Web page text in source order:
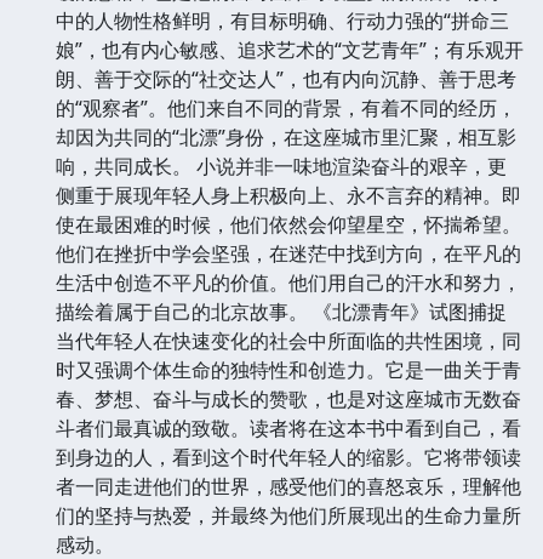
中的人物性格鲜明，有目标明确、行动力强的“拼命三
娘”，也有内心敏感、追求艺术的“文艺青年”；有乐观开
朗、善于交际的“社交达人”，也有内向沉静、善于思考
的“观察者”。他们来自不同的背景，有着不同的经历，
却因为共同的“北漂”身份，在这座城市里汇聚，相互影
响，共同成长。 小说并非一味地渲染奋斗的艰辛，更
侧重于展现年轻人身上积极向上、永不言弃的精神。即
使在最困难的时候，他们依然会仰望星空，怀揣希望。
他们在挫折中学会坚强，在迷茫中找到方向，在平凡的
生活中创造不平凡的价值。他们用自己的汗水和努力，
描绘着属于自己的北京故事。 《北漂青年》试图捕捉
当代年轻人在快速变化的社会中所面临的共性困境，同
时又强调个体生命的独特性和创造力。它是一曲关于青
春、梦想、奋斗与成长的赞歌，也是对这座城市无数奋
斗者们最真诚的致敬。读者将在这本书中看到自己，看
到身边的人，看到这个时代年轻人的缩影。它将带领读
者一同走进他们的世界，感受他们的喜怒哀乐，理解他
们的坚持与热爱，并最终为他们所展现出的生命力量所
感动。